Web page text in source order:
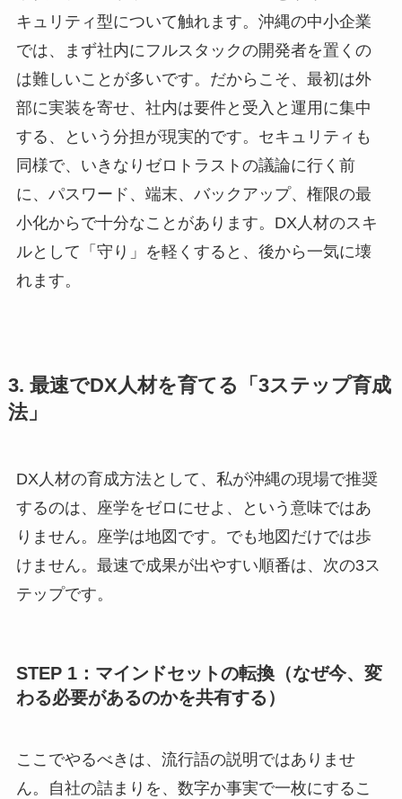
キュリティ型について触れます。沖縄の中小企業
では、まず社内にフルスタックの開発者を置くの
は難しいことが多いです。だからこそ、最初は外
部に実装を寄せ、社内は要件と受入と運用に集中
する、という分担が現実的です。セキュリティも
同様で、いきなりゼロトラストの議論に行く前
に、パスワード、端末、バックアップ、権限の最
小化からで十分なことがあります。DX人材のスキ
ルとして「守り」を軽くすると、後から一気に壊
れます。
3. 最速でDX人材を育てる「3ステップ育成
法」
DX人材の育成方法として、私が沖縄の現場で推奨
するのは、座学をゼロにせよ、という意味ではあ
りません。座学は地図です。でも地図だけでは歩
けません。最速で成果が出やすい順番は、次の3ス
テップです。
STEP 1：マインドセットの転換（なぜ今、変
わる必要があるのかを共有する）
ここでやるべきは、流行語の説明ではありませ
ん。自社の詰まりを、数字か事実で一枚にするこ